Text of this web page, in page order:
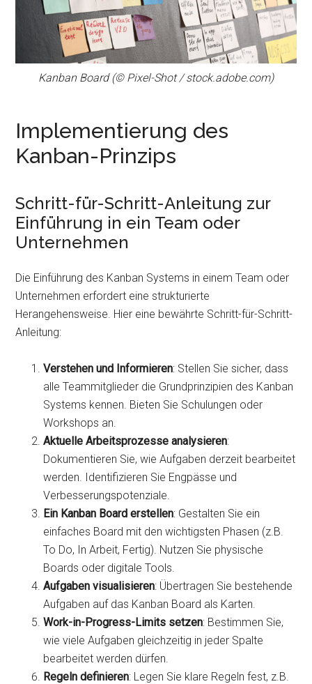
Kanban Board (© Pixel-Shot / stock.adobe.com)
Implementierung des
Kanban-Prinzips
Schritt-für-Schritt-Anleitung zur
Einführung in ein Team oder
Unternehmen
Die Einführung des Kanban Systems in einem Team oder
Unternehmen erfordert eine strukturierte
Herangehensweise. Hier eine bewährte Schritt-für-Schritt-
Anleitung:
Verstehen und Informieren: Stellen Sie sicher, dass
alle Teammitglieder die Grundprinzipien des Kanban
Systems kennen. Bieten Sie Schulungen oder
Workshops an.
Aktuelle Arbeitsprozesse analysieren:
Dokumentieren Sie, wie Aufgaben derzeit bearbeitet
werden. Identifizieren Sie Engpässe und
Verbesserungspotenziale.
Ein Kanban Board erstellen: Gestalten Sie ein
einfaches Board mit den wichtigsten Phasen (z.B.
To Do, In Arbeit, Fertig). Nutzen Sie physische
Boards oder digitale Tools.
Aufgaben visualisieren: Übertragen Sie bestehende
Aufgaben auf das Kanban Board als Karten.
Work-in-Progress-Limits setzen: Bestimmen Sie,
wie viele Aufgaben gleichzeitig in jeder Spalte
bearbeitet werden dürfen.
Regeln definieren: Legen Sie klare Regeln fest, z.B.